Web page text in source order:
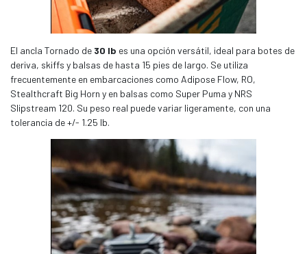
El ancla Tornado de 30 lb es una opción versátil, ideal para botes de
deriva, skiffs y balsas de hasta 15 pies de largo. Se utiliza
frecuentemente en embarcaciones como Adipose Flow, RO,
Stealthcraft Big Horn y en balsas como Super Puma y NRS
Slipstream 120. Su peso real puede variar ligeramente, con una
tolerancia de +/- 1.25 lb.